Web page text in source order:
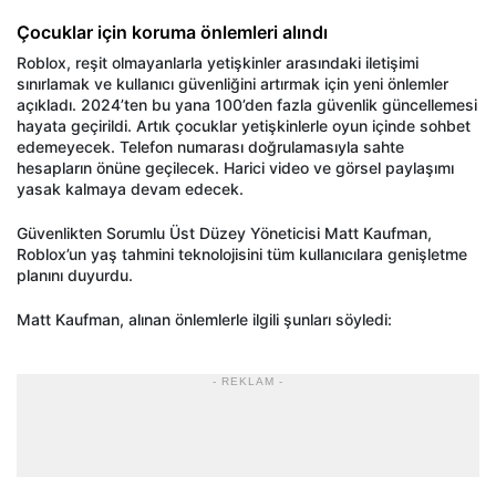
Çocuklar için koruma önlemleri alındı
Roblox, reşit olmayanlarla yetişkinler arasındaki iletişimi
sınırlamak ve kullanıcı güvenliğini artırmak için yeni önlemler
açıkladı. 2024’ten bu yana 100’den fazla güvenlik güncellemesi
hayata geçirildi. Artık çocuklar yetişkinlerle oyun içinde sohbet
edemeyecek. Telefon numarası doğrulamasıyla sahte
hesapların önüne geçilecek. Harici video ve görsel paylaşımı
yasak kalmaya devam edecek.
Güvenlikten Sorumlu Üst Düzey Yöneticisi Matt Kaufman,
Roblox’un yaş tahmini teknolojisini tüm kullanıcılara genişletme
planını duyurdu.
Matt Kaufman, alınan önlemlerle ilgili şunları söyledi:
- REKLAM -